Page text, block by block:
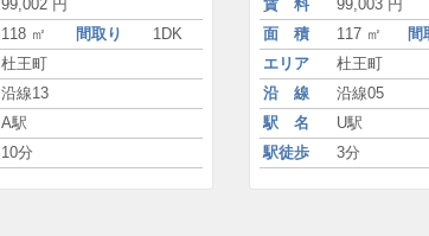
99,002 円
118 ㎡ 間取り
1DK
杜王町
沿線13
A駅
10分
賃 料
99,003 円
面 積
117 ㎡ 間
エリア
杜王町
沿 線
沿線05
駅 名
U駅
駅徒歩
3分